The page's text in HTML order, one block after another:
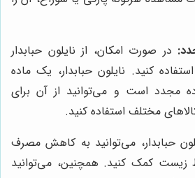
در صورت امکان، از نایلون حبابدار
کنید. نایلون حبابدار، یک ماده
مجدد است و می‌توانید از آن برای
مختلف استفاده کنید.
حبابدار، می‌توانید به کاهش مصرف
کمک کنید. همچنین، می‌توانید